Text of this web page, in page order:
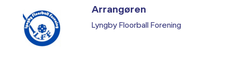
Arrangøren
Lyngby Floorball Forening